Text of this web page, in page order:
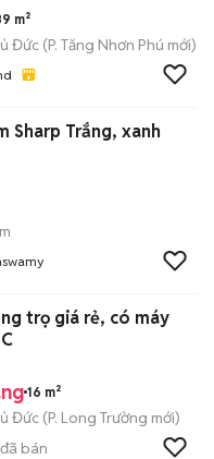
m²
Đức (P. Tăng Nhơn Phú mới)
Sharp Trắng, xanh
trọ giá rẻ, có máy
16 m²
Đức (P. Long Trường mới)
đã bán